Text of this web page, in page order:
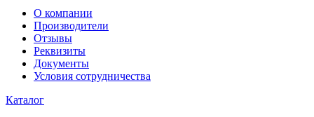
О компании
Производители
Отзывы
Реквизиты
Документы
Условия сотрудничества
Каталог